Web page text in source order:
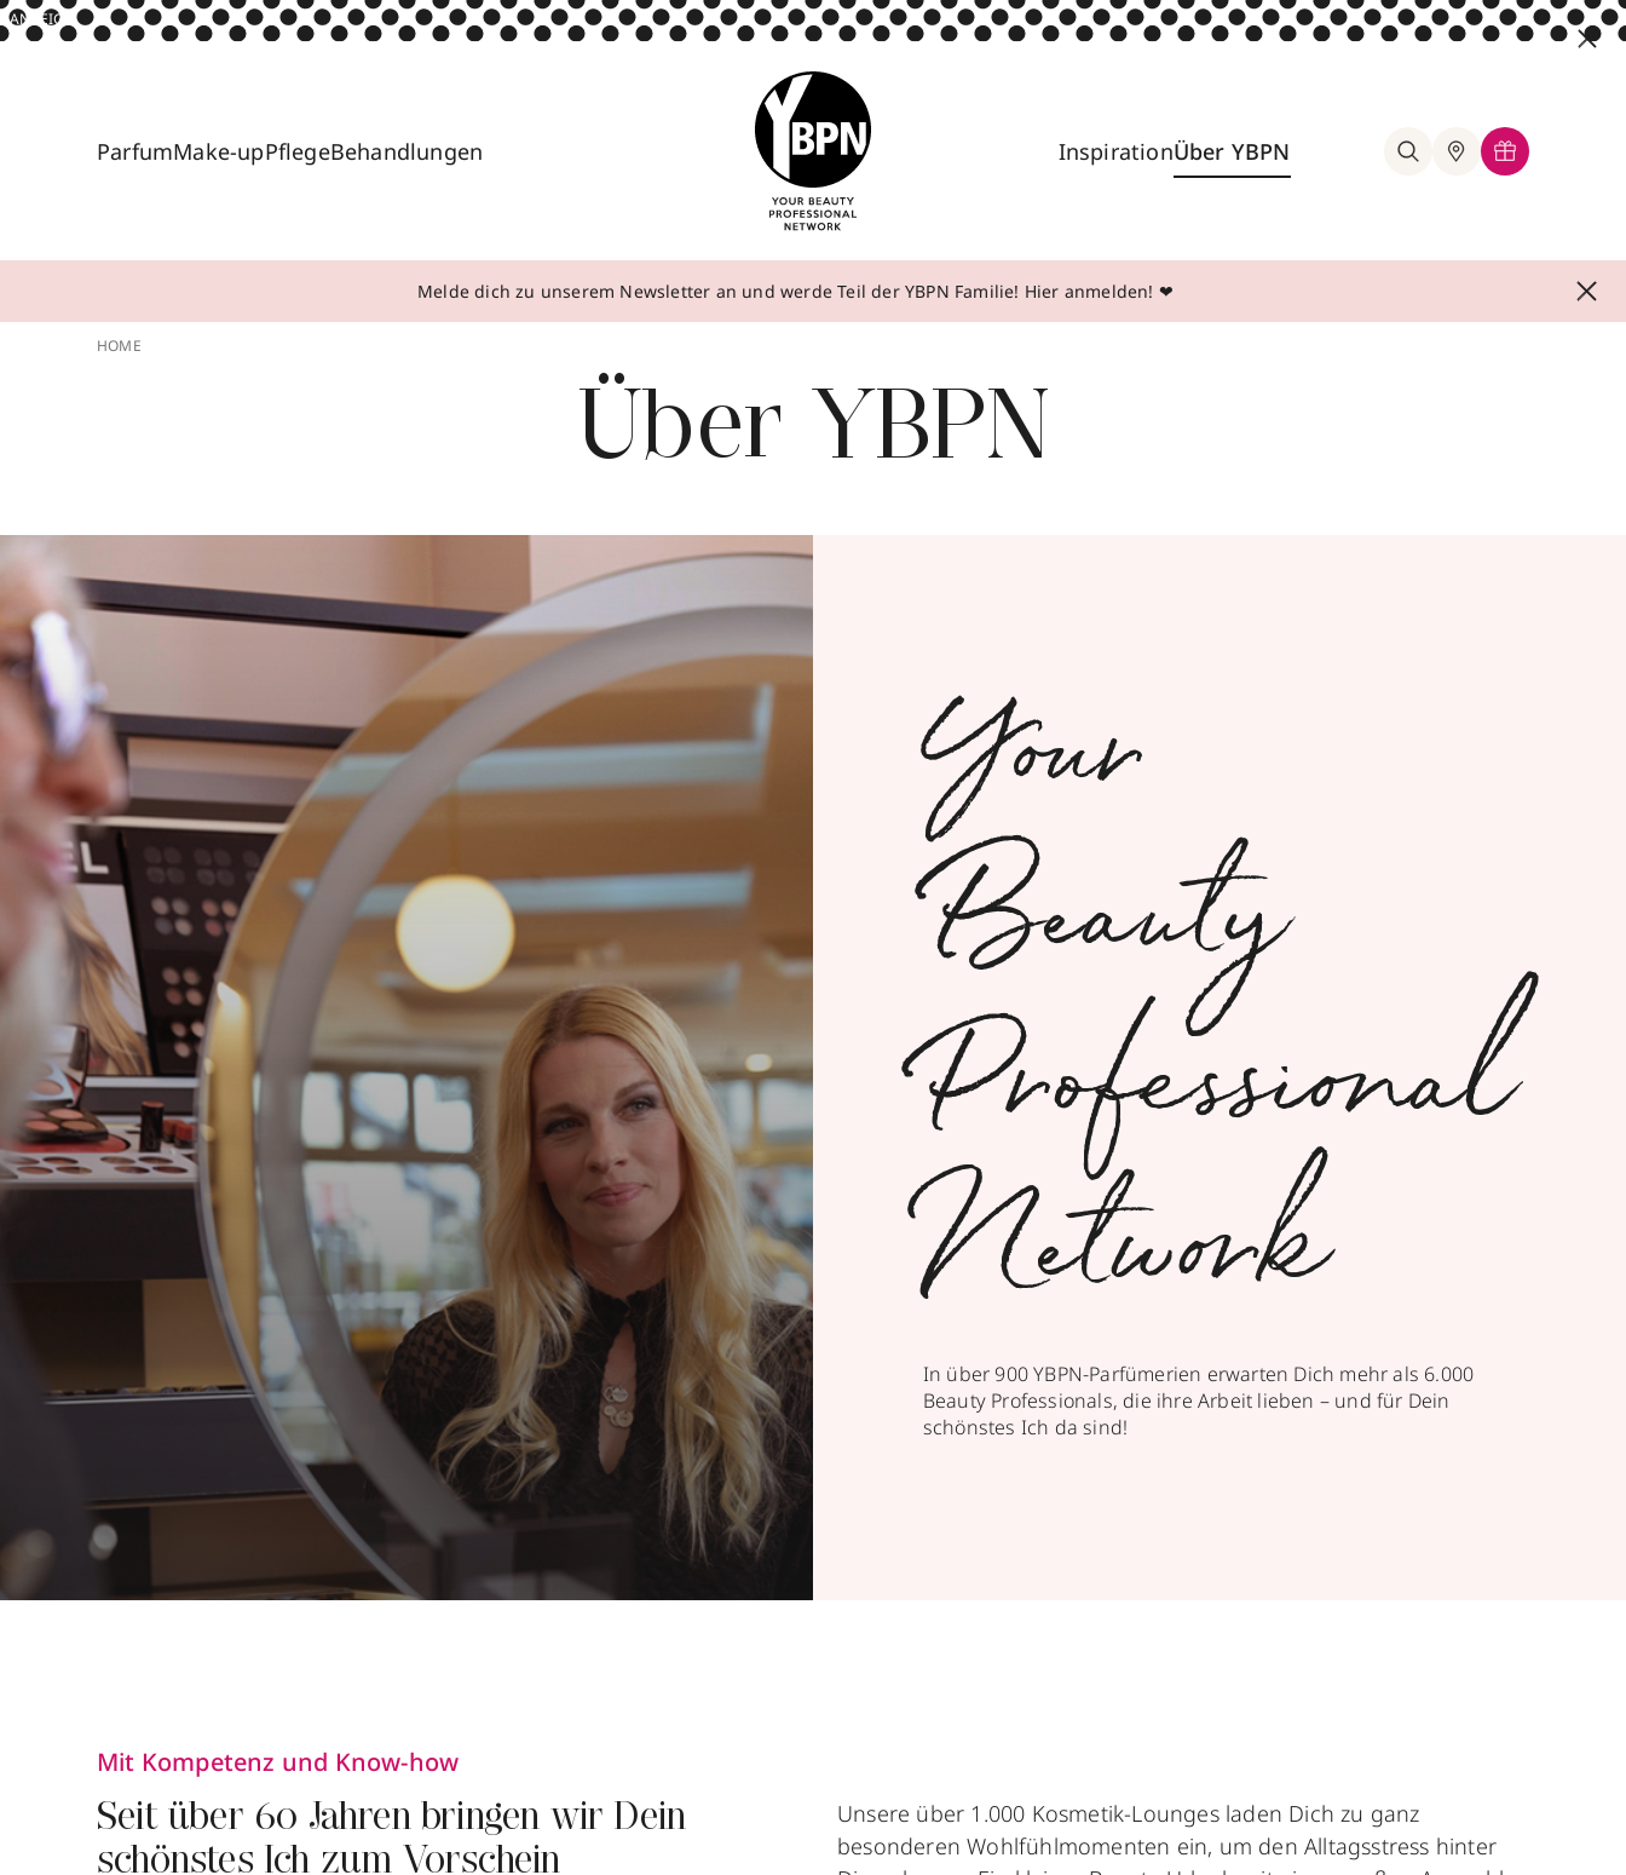
ANZEIGE
ParfumMake-upPflegeBehandlungen InspirationÜber YBPN
Melde dich zu unserem Newsletter an und werde Teil der YBPN Familie! Hier anmelden! ❤
HOME
Über YBPN
Your
Beauty
Professional
Network
In über 900 YBPN-Parfümerien erwarten Dich mehr als 6.000
Beauty Professionals, die ihre Arbeit lieben – und für Dein
schönstes Ich da sind!
Mit Kompetenz und Know-how
Seit über 60 Jahren bringen wir Dein
schönstes Ich zum Vorschein
Unsere über 1.000 Kosmetik-Lounges laden Dich zu ganz
besonderen Wohlfühlmomenten ein, um den Alltagsstress hinter